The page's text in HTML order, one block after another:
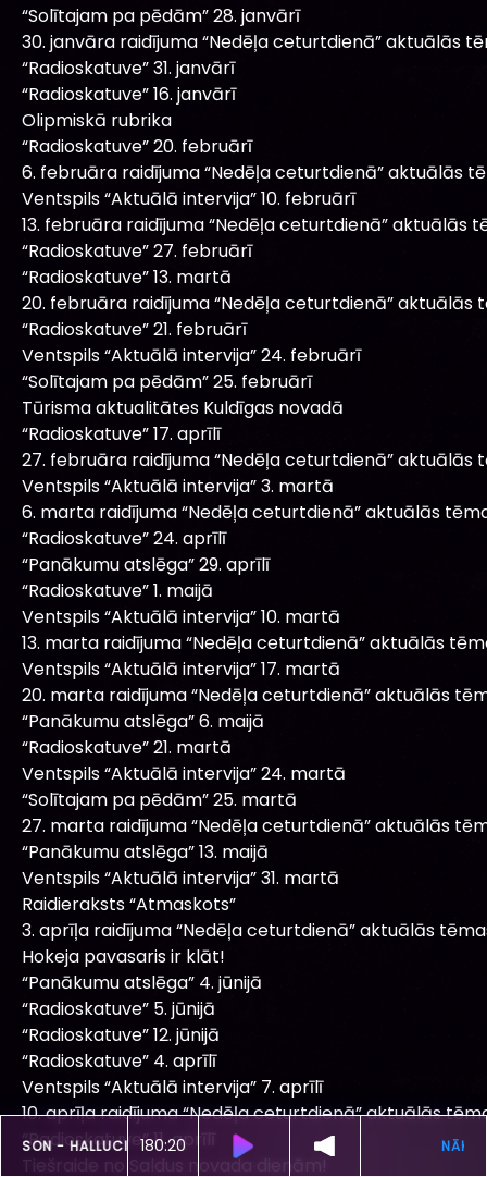
ŠOBRĪD SKANMATT MAESON -HALLUCINOGENICS
180:16
“Solītajam pa pēdām” 28. janvārī
30. janvāra raidījuma “Nedēļa ceturtdienā” aktuālās
“Radioskatuve” 31. janvārī
“Radioskatuve” 16. janvārī
Olipmiskā rubrika
“Radioskatuve” 20. februārī
6. februāra raidījuma “Nedēļa ceturtdienā” aktuālās
Ventspils “Aktuālā intervija” 10. februārī
13. februāra raidījuma “Nedēļa ceturtdienā” aktuālās
“Radioskatuve” 27. februārī
“Radioskatuve” 13. martā
20. februāra raidījuma “Nedēļa ceturtdienā” aktuālās
“Radioskatuve” 21. februārī
Ventspils “Aktuālā intervija” 24. februārī
“Solītajam pa pēdām” 25. februārī
Tūrisma aktualitātes Kuldīgas novadā
“Radioskatuve” 17. aprīlī
27. februāra raidījuma “Nedēļa ceturtdienā” aktuālās
Ventspils “Aktuālā intervija” 3. martā
6. marta raidījuma “Nedēļa ceturtdienā” aktuālās
“Radioskatuve” 24. aprīlī
“Panākumu atslēga” 29. aprīlī
“Radioskatuve” 1. maijā
Ventspils “Aktuālā intervija” 10. martā
13. marta raidījuma “Nedēļa ceturtdienā” aktuālās
Ventspils “Aktuālā intervija” 17. martā
20. marta raidījuma “Nedēļa ceturtdienā” aktuālās
“Panākumu atslēga” 6. maijā
“Radioskatuve” 21. martā
Ventspils “Aktuālā intervija” 24. martā
“Solītajam pa pēdām” 25. martā
27. marta raidījuma “Nedēļa ceturtdienā” aktuālās
“Panākumu atslēga” 13. maijā
Ventspils “Aktuālā intervija” 31. martā
Raidieraksts “Atmaskots”
3. aprīļa raidījuma “Nedēļa ceturtdienā” aktuālās
Hokeja pavasaris ir klāt!
“Panākumu atslēga” 4. jūnijā
“Radioskatuve” 5. jūnijā
“Radioskatuve” 12. jūnijā
“Radioskatuve” 4. aprīlī
Ventspils “Aktuālā intervija” 7. aprīlī
10. aprīļa raidījuma “Nedēļa ceturtdienā” aktuālās
“Radioskatuve” 11. aprīlī
Tiešraide no Saldus novada dienām!